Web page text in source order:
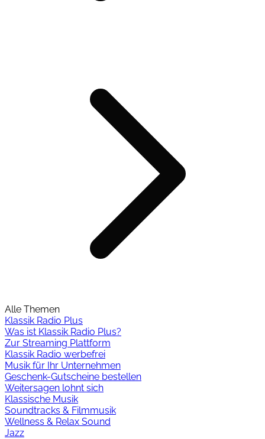
Alle Themen
Klassik Radio Plus
Was ist Klassik Radio Plus?
Zur Streaming Plattform
Klassik Radio werbefrei
Musik für Ihr Unternehmen
Geschenk-Gutscheine bestellen
Weitersagen lohnt sich
Klassische Musik
Soundtracks & Filmmusik
Wellness & Relax Sound
Jazz